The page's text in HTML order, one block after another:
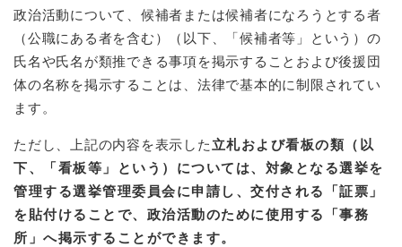
政治活動について、候補者または候補者になろうとする者
（公職にある者を含む）（以下、「候補者等」という）の
氏名や氏名が類推できる事項を掲示することおよび後援団
体の名称を掲示することは、法律で基本的に制限されてい
ます。
ただし、上記の内容を表示した 立札および看板の類（以
下、「看板等」という）については、対象となる選挙を
管理する選挙管理委員会に申請し、交付される「証票」
を貼付けることで、政治活動のために使用する「事務
所」へ掲示することができます。​